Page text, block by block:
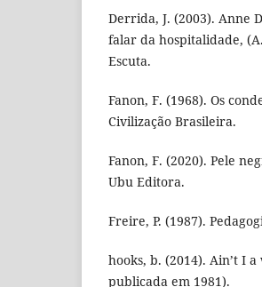
Derrida, J. (2003). Anne
falar da hospitalidade,
Escuta.
Fanon, F. (1968). Os
Civilização Brasileira.
Fanon, F. (2020). Pele
Ubu Editora.
Freire, P. (1987).
hooks, b. (2014). Ain’t I
publicada em 1981).